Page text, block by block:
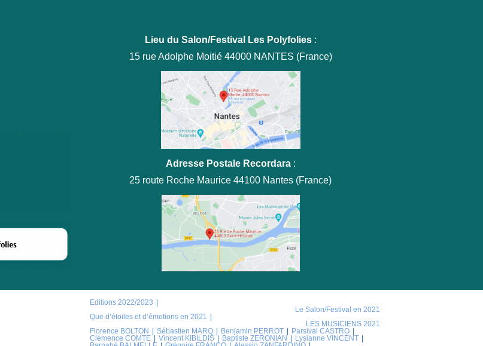
Lieu du Salon/Festival Les Polyfolies:
15 rue Adolphe Moitié 44000 NANTES (France)
Adresse Postale Recordara:
25 route Roche Maurice 44100 Nantes (France)
Editions 2022/2023
Le Salon/Festival en 2021
Que d’étoiles et d’émotions en 2021
LES MUSICIENS 2021
Florence BOLTON
Sébastien MARQ Benjamin PERROT
Parsival CASTRO
Clémence COMTE
Vincent KIBILDIS Baptiste ZERONIAN
Lysianne VINCENT